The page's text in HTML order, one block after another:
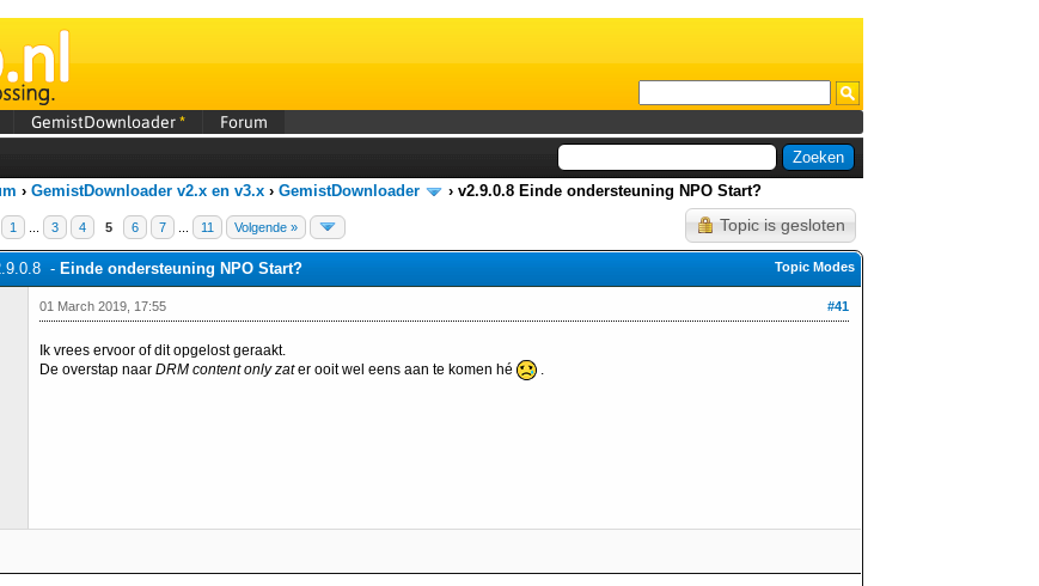
GemistDownloader* Forum
› GemistDownloader v2.x en v3.x › GemistDownloader › v2.9.0.8 Einde ondersteuning NPO Start?
1 3 4 5 6 7 11 Volgende » Topic is gesloten
Topic Modes
- Einde ondersteuning NPO Start?
#41
01 March 2019, 17:55
Ik vrees ervoor of dit opgelost geraakt.
De overstap naar DRM content only zater ooit wel eens aan te komen hé .